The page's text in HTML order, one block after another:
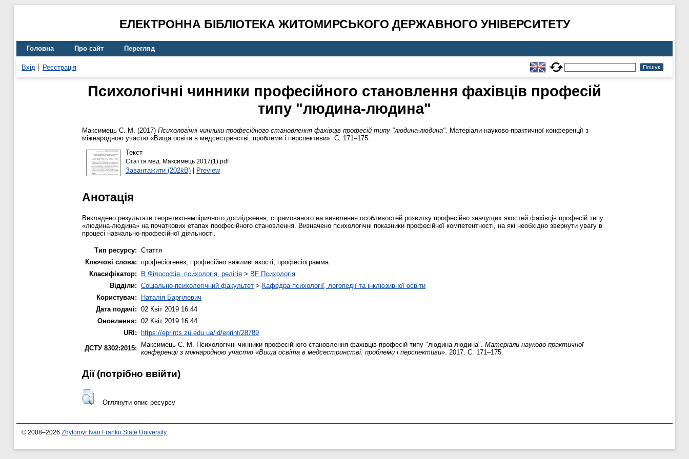
ЕЛЕКТРОННА БІБЛІОТЕКА ЖИТОМИРСЬКОГО ДЕРЖАВНОГО УНІВЕРСИТЕТУ
Головна Про сайт Перегляд
Вхід Реєстрація
Психологічні чинники професійного становлення фахівців професій
типу "людина-людина"
Максимець С. М. (2017) Психологічні чинники професійного становлення фахівців професій типу "людина-людина". Матеріали науково-практичної конференції з
міжнародною участю «Вища освіта в медсестринстві: проблеми і перспективи». С. 171–175.
Текст
Стаття мед. Максимець 2017(1).pdf
Завантажити (202kB)| Preview
Анотація
Викладено результати теоретико-емпіричного дослідження, спрямованого на виявлення особливостей розвитку професійно значущих якостей фахівців професій типу
«людина-людина» на початкових етапах професійного становлення. Визначено психологічні показники професійної компетентності, на які необхідно звернути увагу в
процесі навчально-професійної діяльності.
Тип ресурсу: Стаття
Ключові слова: професіогенез, професійно важливі якості, професіограмма
Класифікатор:
B Філософія, психологія, релігія > BF Психологія
Відділи: Соціально-психологічний факультет > Кафедра психології, логопедії та інклюзивної освіти
Користувач:
Наталія Баргілевич
Дата подачі: 02 Квіт 2019 16:44
Оновлення: 02 Квіт 2019 16:44
URI: https://eprints.zu.edu.ua/id/eprint/28789
ДСТУ 8302:2015:
Максимець С. М. Психологічні чинники професійного становлення фахівців професій типу "людина-людина". Матеріали науково-практичної
конференції з міжнародною участю «Вища освіта в медсестринстві: проблеми і перспективи» . 2017. С. 171–175.
Дії ​​(потрібно ввійти)
Оглянути опис ресурсу
© 2008–2026 Zhytomyr Ivan Franko State University